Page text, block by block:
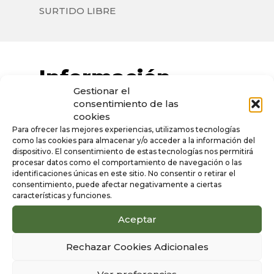
Gestionar el
consentimiento de las
cookies
Para ofrecer las mejores experiencias, utilizamos tecnologías
como las cookies para almacenar y/o acceder a la información del
dispositivo. El consentimiento de estas tecnologías nos permitirá
procesar datos como el comportamiento de navegación o las
identificaciones únicas en este sitio. No consentir o retirar el
consentimiento, puede afectar negativamente a ciertas
características y funciones.
Aceptar
Rechazar Cookies Adicionales
SURTIDO LIBRE
Información
adicional
Color
Burdeos
Sexo
Hombre